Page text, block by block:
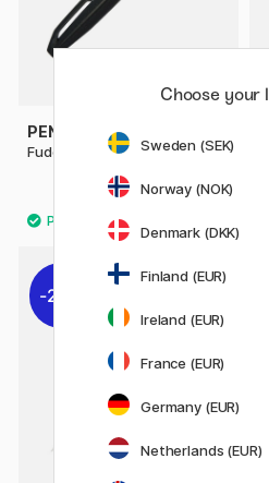
PENTEL
Fude Touch Brush Sign Pen
40 KR
20%
Choose your
Sweden (SEK)
Norway (NOK)
Denmark (DKK)
Finland (EUR)
Ireland (EUR)
France (EUR)
Germany (EUR)
Netherlands (EUR)